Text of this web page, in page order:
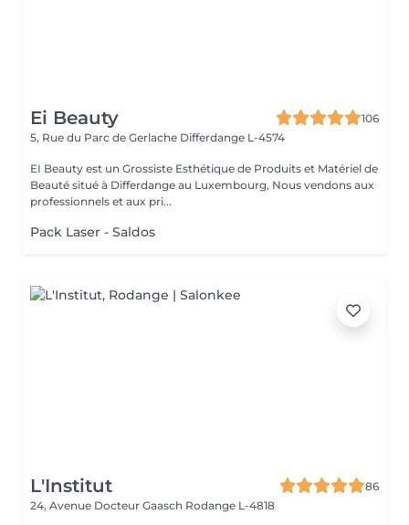
Ei Beauty
106
5, Rue du Parc de Gerlache Differdange L-4574
EI Beauty est un Grossiste Esthétique de Produits et Matériel de
Beauté situé à Differdange au Luxembourg, Nous vendons aux
professionnels et aux pri...
Pack Laser - Saldos
L'Institut
86
24, Avenue Docteur Gaasch Rodange L-4818